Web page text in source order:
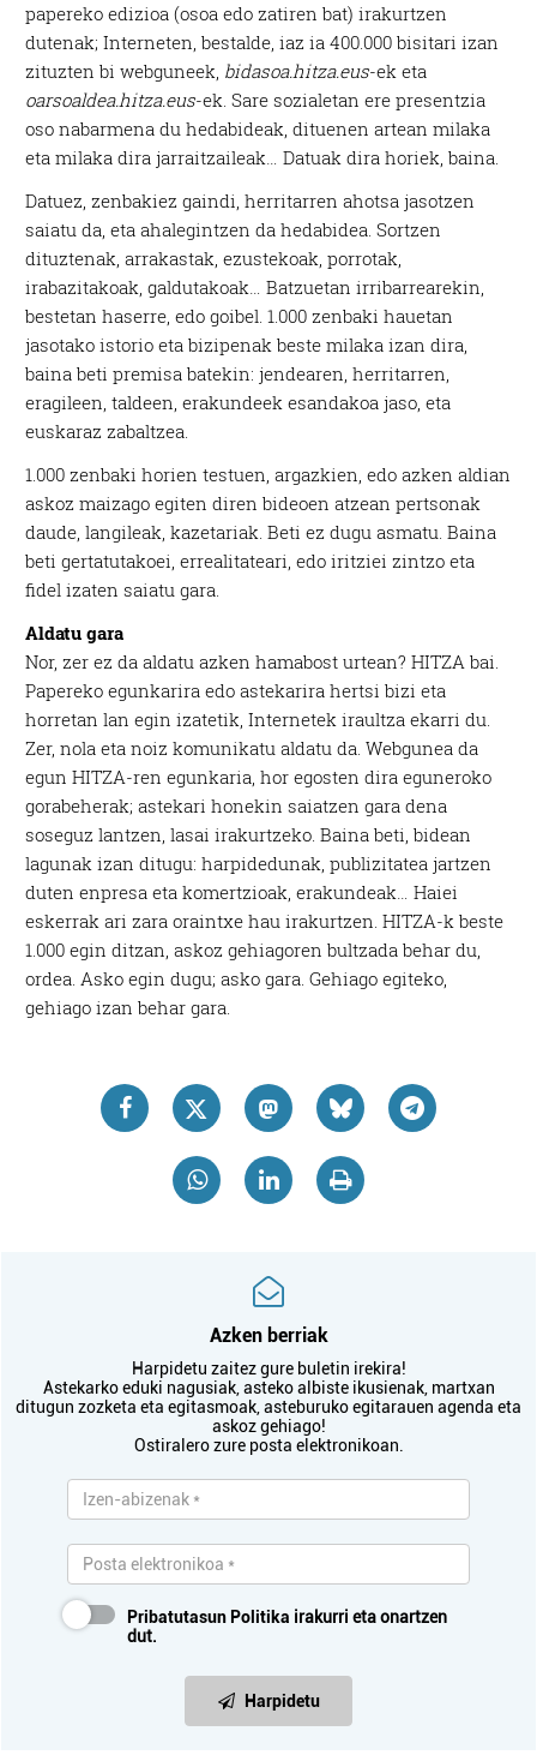
papereko edizioa (osoa edo zatiren bat) irakurtzen
dutenak; Interneten, bestalde, iaz ia 400.000 bisitari izan
zituzten bi webguneek, bidasoa.hitza.eus-ek eta
oarsoaldea.hitza.eus-ek. Sare sozialetan ere presentzia
oso nabarmena du hedabideak, dituenen artean milaka
eta milaka dira jarraitzaileak… Datuak dira horiek, baina.
Datuez, zenbakiez gaindi, herritarren ahotsa jasotzen
saiatu da, eta ahalegintzen da hedabidea. Sortzen
dituztenak, arrakastak, ezustekoak, porrotak,
irabazitakoak, galdutakoak… Batzuetan irribarrearekin,
bestetan haserre, edo goibel. 1.000 zenbaki hauetan
jasotako istorio eta bizipenak beste milaka izan dira,
baina beti premisa batekin: jendearen, herritarren,
eragileen, taldeen, erakundeek esandakoa jaso, eta
euskaraz zabaltzea.
1.000 zenbaki horien testuen, argazkien, edo azken aldian
askoz maizago egiten diren bideoen atzean pertsonak
daude, langileak, kazetariak. Beti ez dugu asmatu. Baina
beti gertatutakoei, errealitateari, edo iritziei zintzo eta
fidel izaten saiatu gara.
Aldatu gara
Nor, zer ez da aldatu azken hamabost urtean?HITZAbai.
Papereko egunkarira edo astekarira hertsi bizi eta
horretan lan egin izatetik, Internetek iraultza ekarri du.
Zer, nola eta noiz komunikatu aldatu da. Webgunea da
egunHITZA-ren egunkaria, hor egosten dira eguneroko
gorabeherak; astekari honekin saiatzen gara dena
soseguz lantzen, lasai irakurtzeko. Baina beti, bidean
lagunak izan ditugu: harpidedunak, publizitatea jartzen
duten enpresa eta komertzioak, erakundeak… Haiei
eskerrak ari zara oraintxe hau irakurtzen.HITZA-k beste
1.000 egin ditzan, askoz gehiagoren bultzada behar du,
ordea. Asko egin dugu; asko gara. Gehiago egiteko,
gehiago izan behar gara.
Azken berriak
Harpidetu zaitez gure buletin irekira!
Astekarko eduki nagusiak, asteko albiste ikusienak, martxan
ditugun zozketa eta egitasmoak, asteburuko egitarauen agenda eta
askoz gehiago!
Ostiralero zure posta elektronikoan.
Pribatutasun Politika irakurri eta onartzen
dut.
Harpidetu